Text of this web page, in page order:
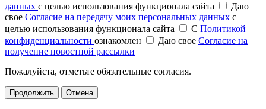
данных с целью использования функционала сайта
Даю
свое Согласие на передачу моих персональных данных с
целью использования функционала сайта
С Политикой
конфиденциальности ознакомлен Даю свое Согласие на
получение новостной рассылки
Пожалуйста, отметьте обязательные согласия.
Продолжить Отмена